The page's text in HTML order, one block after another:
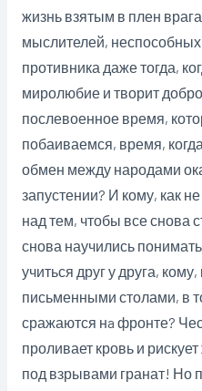
жизнь взятым в плен
мыслителей, неспособных
противника даже тогда,
миролюбие и творит
послевоенное время,
побаиваемся, время,
обмен между народами
запустении? И кому, как
над тем, чтобы все снова
снова научились
учиться друг у друга,
письменными столами, в
сражаются нa фронте?
проливает кровь и
под взрывами гранат! Но